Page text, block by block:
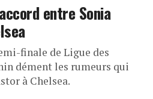
entre Sonia
finale de Ligue des
dément les rumeurs qui
à Chelsea.